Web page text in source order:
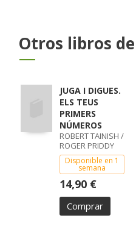
Otros libros
JUGA I DIGUES.
ELS TEUS
PRIMERS
NÚMEROS
ROBERT TAINISH /
ROGER PRIDDY
Disponible en 1
semana
14,90 €
Comprar